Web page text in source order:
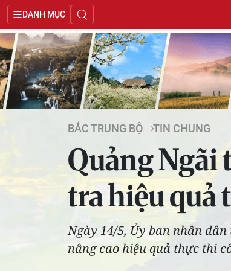
DANH MỤC
BẮC TRUNG BỘ TIN CHUNG
Quảng Ngãi
tra hiệu quả
Ngày 14/5, Ủy ban nhân
nâng cao hiệu quả thực thi